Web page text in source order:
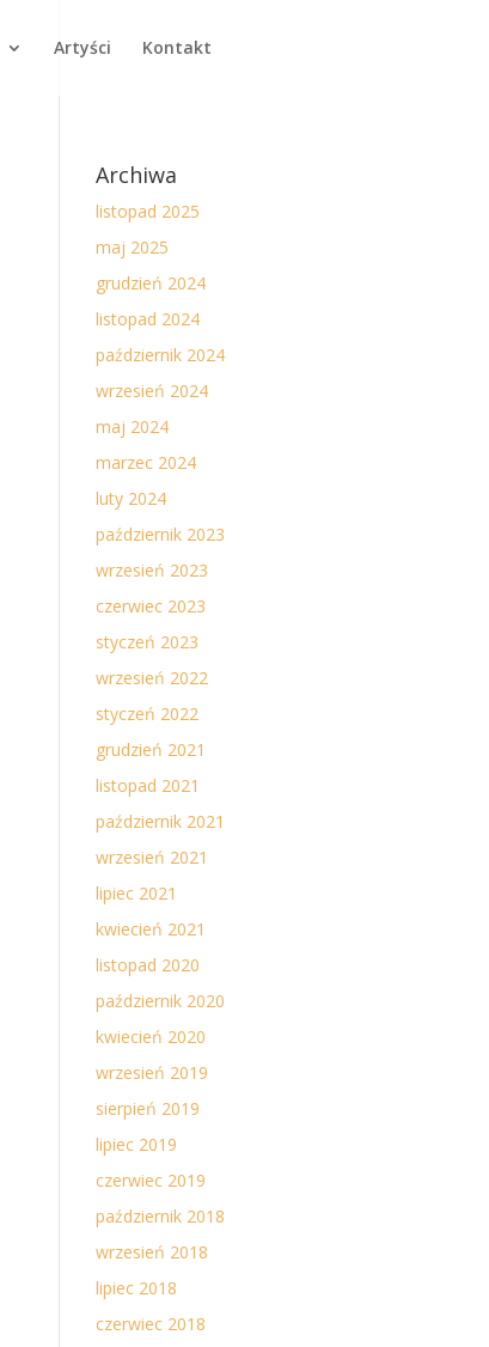
Artyści Kontakt
Archiwa
listopad 2025
maj 2025
grudzień 2024
listopad 2024
październik 2024
wrzesień 2024
maj 2024
marzec 2024
luty 2024
październik 2023
wrzesień 2023
czerwiec 2023
styczeń 2023
wrzesień 2022
styczeń 2022
grudzień 2021
listopad 2021
październik 2021
wrzesień 2021
lipiec 2021
kwiecień 2021
listopad 2020
październik 2020
kwiecień 2020
wrzesień 2019
sierpień 2019
lipiec 2019
czerwiec 2019
październik 2018
wrzesień 2018
lipiec 2018
czerwiec 2018